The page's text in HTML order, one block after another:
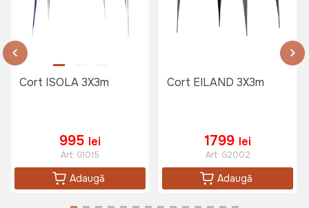
Cort ISOLA 3X3m
995 lei
Art: G1015
Adaugă
Cort EILAND 3X3m
1799 lei
Art: G2002
Adaugă